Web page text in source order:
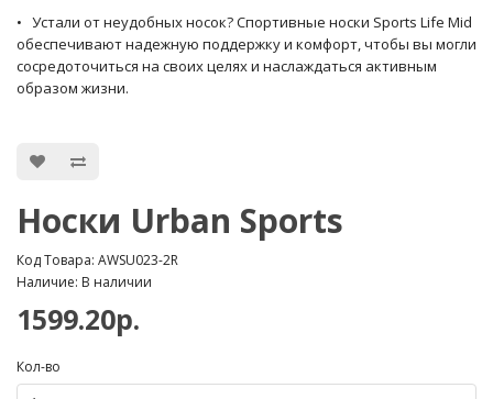
• Устали от неудобных носок? Спортивные носки Sports Life Mid
обеспечивают надежную поддержку и комфорт, чтобы вы могли
сосредоточиться на своих целях и наслаждаться активным
образом жизни.
Носки Urban Sports
Код Товара: AWSU023-2R
Наличие: В наличии
1599.20р.
Кол-во